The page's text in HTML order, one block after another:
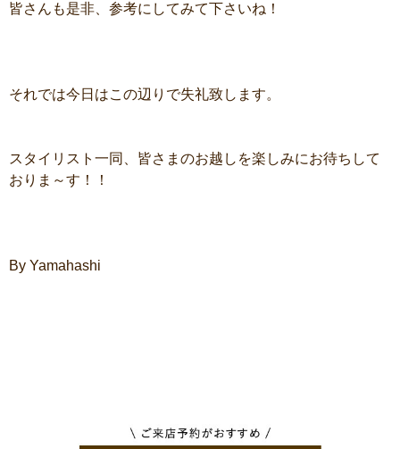
皆さんも是非、参考にしてみて下さいね！
それでは今日はこの辺りで失礼致します。
スタイリスト一同、皆さまのお越しを楽しみにお待ちして
おりま～す！！
By Yamahashi